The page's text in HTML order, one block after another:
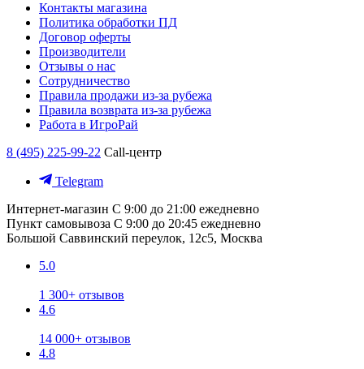
Контакты магазина
Политика обработки ПД
Договор оферты
Производители
Отзывы о нас
Сотрудничество
Правила продажи из-за рубежа
Правила возврата из-за рубежа
Работа в ИгроРай
8 (495) 225-99-22 Call-центр
Telegram
Интернет-магазин С 9:00 до 21:00 ежедневно
Пункт самовывоза С 9:00 до 20:45 ежедневно
Большой Саввинский переулок, 12с5, Москва
5.0
1 300+ отзывов
4.6
14 000+ отзывов
4.8